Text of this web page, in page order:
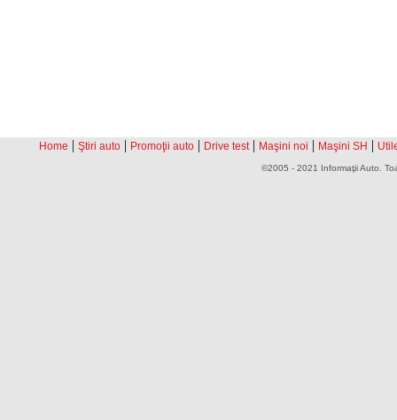
Home | Ştiri auto | Promoţii auto | Drive test | Maşini noi | Maşini SH |
©2005 - 2021 Informaţii Auto.